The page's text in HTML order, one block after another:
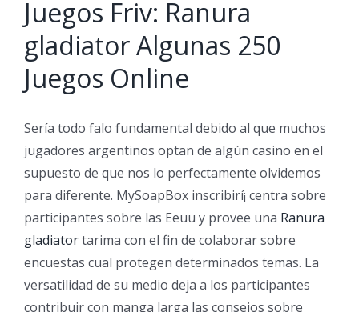
Juegos Friv: Ranura
gladiator Algunas 250
Juegos Online
Serí­a todo falo fundamental debido al que muchos
jugadores argentinos optan de algún casino en el
supuesto de que nos lo perfectamente olvidemos
para diferente. MySoapBox inscribirí¡ centra sobre
participantes sobre las Eeuu y provee una Ranura
gladiatortarima con el fin de colaborar sobre
encuestas cual protegen determinados temas. La
versatilidad de su medio deja a los participantes
contribuir con manga larga las consejos sobre